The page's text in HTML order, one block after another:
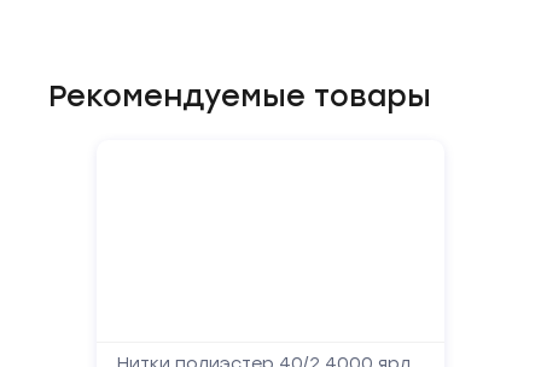
Рекомендуемые товары